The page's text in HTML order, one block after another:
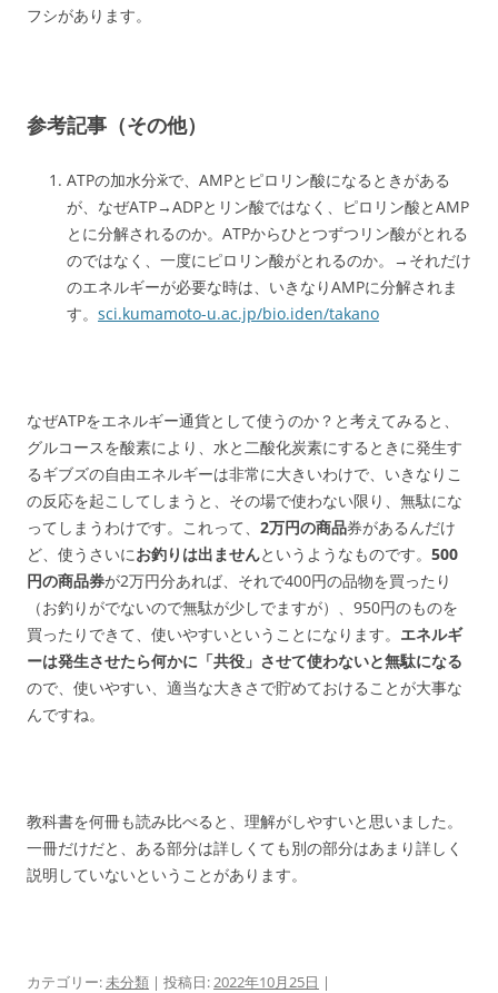
フシがあります。
参考記事（その他）
ATPの加水分ӂで、AMPとピロリン酸になるときがある
が、なぜATP→ADPとリン酸ではなく、ピロリン酸とAMP
とに分解されるのか。ATPからひとつずつリン酸がとれる
のではなく、一度にピロリン酸がとれるのか。→それだけ
のエネルギーが必要な時は、いきなりAMPに分解されま
す。 sci.kumamoto-u.ac.jp/bio.iden/takano
なぜATPをエネルギー通貨として使うのか？と考えてみると、
グルコースを酸素により、水と二酸化炭素にするときに発生す
るギブズの自由エネルギーは非常に大きいわけで、いきなりこ
の反応を起こしてしまうと、その場で使わない限り、無駄にな
ってしまうわけです。これって、 2万円の商品券があるんだけ
ど、使うさいにお釣りは出ませんというようなものです。 500
円の商品券が2万円分あれば、それで400円の品物を買ったり
（お釣りがでないので無駄が少しでますが）、950円のものを
買ったりできて、使いやすいということになります。 エネルギ
ーは発生させたら何かに「共役」させて使わないと無駄になる
ので、使いやすい、適当な大きさで貯めておけることが大事な
んですね。
教科書を何冊も読み比べると、理解がしやすいと思いました。
一冊だけだと、ある部分は詳しくても別の部分はあまり詳しく
説明していないということがあります。
カテゴリー:未分類 | 投稿日:2022年10月25日 |